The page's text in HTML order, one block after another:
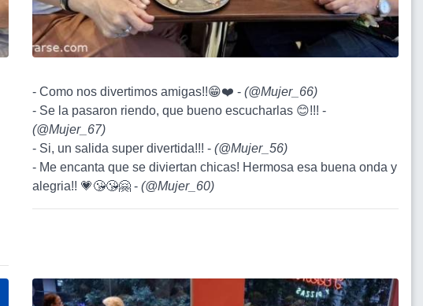
- Como nos divertimos amigas!!😁❤️ - (@Mujer_66)
- Se la pasaron riendo, que bueno escucharlas 😊!!! -
(@Mujer_67)
- Si, un salida super divertida!!! - (@Mujer_56)
- Me encanta que se diviertan chicas! Hermosa esa buena onda y
alegria!! 💗😘😘🤗 - (@Mujer_60)